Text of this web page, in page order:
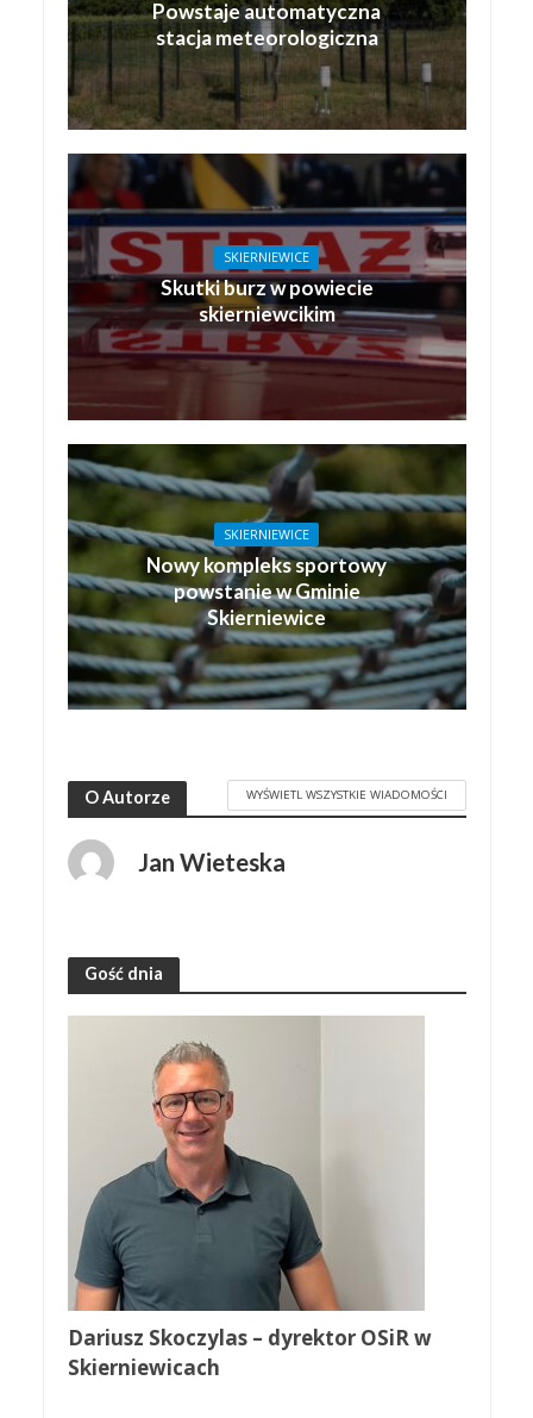
Powstaje automatyczna
stacja meteorologiczna
SKIERNIEWICE
Skutki burz w powiecie
skierniewcikim
SKIERNIEWICE
Nowy kompleks sportowy
powstanie w Gminie
Skierniewice
O Autorze WYŚWIETL WSZYSTKIE WIADOMOŚCI
Jan Wieteska
Gość dnia
Dariusz Skoczylas – dyrektor OSiR w
Skierniewicach